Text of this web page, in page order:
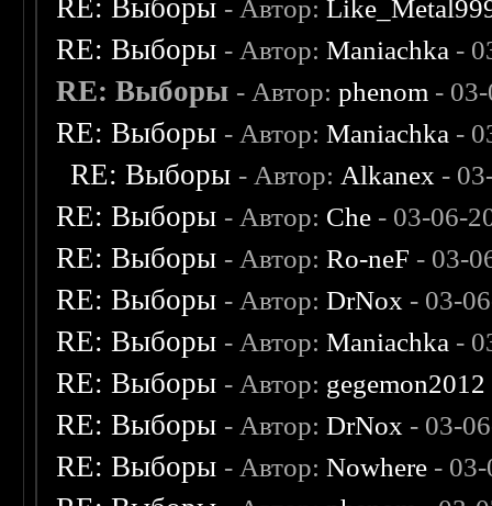
RE: Выборы - Автор:
RE: Выборы - Автор:Maniachka -
RE: Выборы - Автор:phenom -
RE: Выборы - Автор:Maniachka -
RE: Выборы - Автор: Alkanex -
RE: Выборы - Автор: Che - 03-06-
RE: Выборы - Автор:Ro-neF - 03-
RE: Выборы - Автор:DrNox - 03-
RE: Выборы - Автор:Maniachka -
RE: Выборы - Автор: gegemon2012
RE: Выборы - Автор:DrNox - 03-
RE: Выборы - Автор:Nowhere -